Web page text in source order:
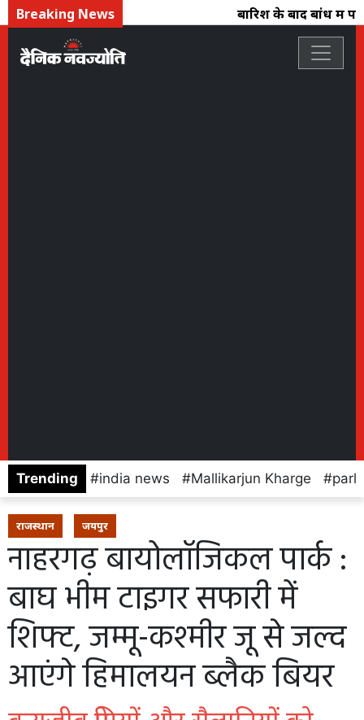
Breaking News बारिश के बाद बांध में
Trending india news Mallikarjun Kharge
राजस्थान जयपुर
नाहरगढ़ बायोलॉजिकल पार्क :
बाघ भीम टाइगर सफारी में
शिफ्ट, जम्मू-कश्मीर जू से जल्द
आएंगे हिमालयन ब्लैक बियर